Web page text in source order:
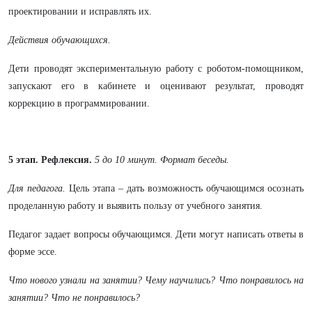
проектировании и исправлять их.
Действия обучающихся.
Дети проводят экспериментальную работу с роботом-помощником,
запускают его в кабинете и оценивают результат, проводят
коррекцию в программировании.
5 этап. Рефлексия. 5 до 10 минут. Формат беседы.
Для педагога. Цель этапа – дать возможность обучающимся осознать
проделанную работу и выявить пользу от учебного занятия.
Педагог задает вопросы обучающимся. Дети могут написать ответы в
форме эссе.
Что нового узнали на занятии? Чему научились? Что понравилось на
занятии? Что не понравилось?